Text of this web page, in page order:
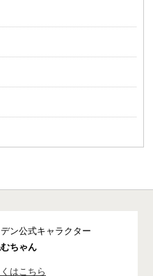
ン公式キャラクター
ちゃん
はこちら